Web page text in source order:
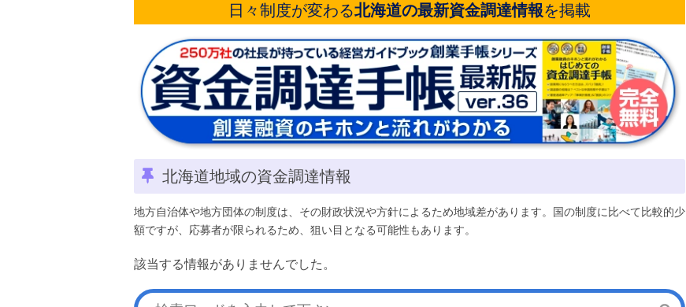
日々制度が変わる北海道の最新資金調達情報を掲載
北海道地域の資金調達情報
地方自治体や地方団体の制度は、その財政状況や方針によるため地域差があります。国の制度に比べて比較的少
額ですが、応募者が限られるため、狙い目となる可能性もあります。
該当する情報がありませんでした。